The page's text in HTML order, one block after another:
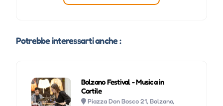
Potrebbe interessarti anche :
Bolzano Festival - Musica in
Cortile
Piazza Don Bosco 21, Bolzano,